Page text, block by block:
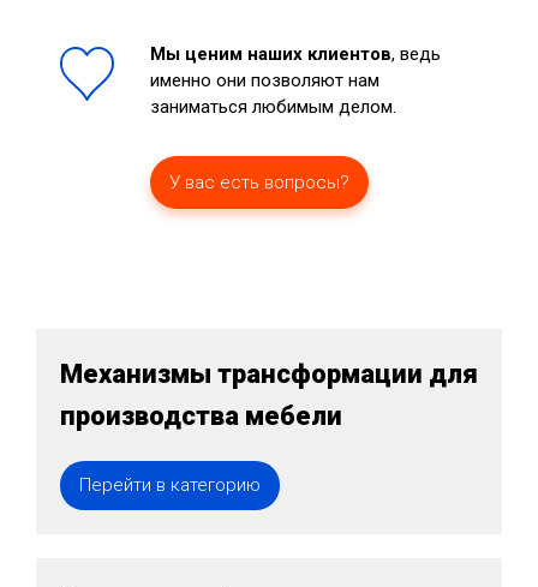
Мы ценим наших клиентов, ведь
именно они позволяют нам
заниматься любимым делом.
У вас есть вопросы?
Механизмы трансформации для
производства мебели
Перейти в категорию